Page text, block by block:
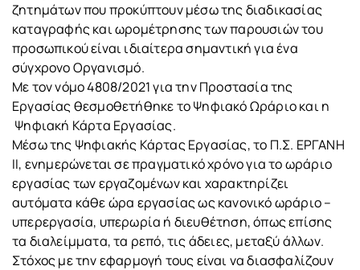
ζητημάτων που προκύπτουν μέσω της διαδικασίας
καταγραφής και ωρομέτρησης των παρουσιών του
προσωπικού είναι ιδιαίτερα σημαντική για ένα
σύγχρονο Οργανισμό.
Με τον νόμο 4808/2021 για την Προστασία της
Εργασίας θεσμοθετήθηκε το Ψηφιακό Ωράριο και η
Ψηφιακή Κάρτα Εργασίας.
Μέσω της Ψηφιακής Κάρτας Εργασίας, το Π.Σ. ΕΡΓΑΝΗ
ΙΙ, ενημερώνεται σε πραγματικό χρόνο για το ωράριο
εργασίας των εργαζομένων και χαρακτηρίζει
αυτόματα κάθε ώρα εργασίας ως κανονικό ωράριο –
υπερεργασία, υπερωρία ή διευθέτηση, όπως επίσης
τα διαλείμματα, τα ρεπό, τις άδειες, μεταξύ άλλων.
Στόχος με την εφαρμογή τους είναι να διασφαλίζουν